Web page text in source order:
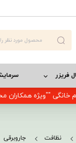
فریزر
خانگی ""ویژه همکاران
نظافت جاروبرقی